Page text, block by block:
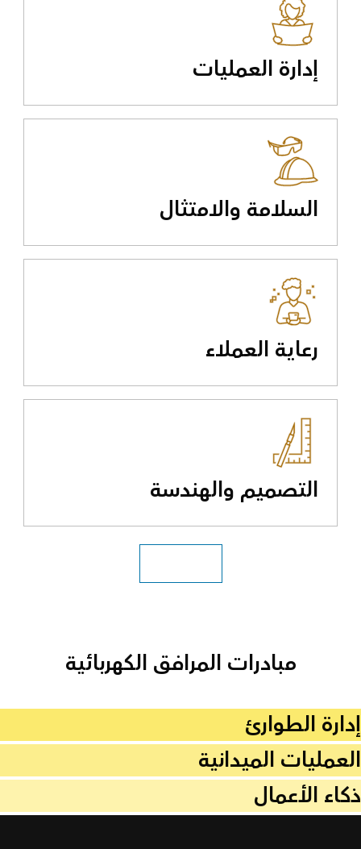
إدارة العمليات
السلامة والامتثال
رعاية العملاء
التصميم والهندسة
مبادرات المرافق الكهربائية
إدارة الطوارئ
العمليات الميدانية
ذكاء الأعمال